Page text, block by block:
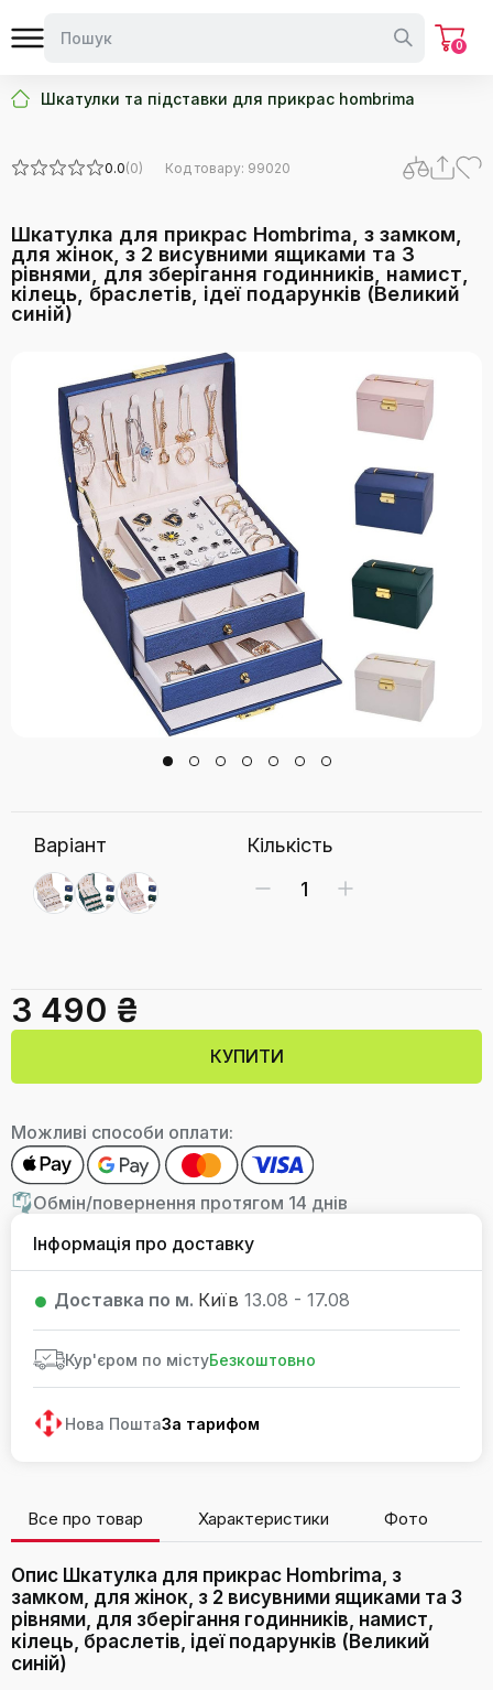
0
Шкатулки та підставки для прикрас hombrima
0.0(0) Код товару: 99020
Шкатулка для прикрас Hombrima, з замком,
для жінок, з 2 висувними ящиками та 3
рівнями, для зберігання годинників, намист,
кілець, браслетів, ідеї подарунків (Великий
синій)
Варіант Кількість
3 490 ₴
КУПИТИ
Можливі способи оплати:
Обмін/повернення протягом 14 днів
Інформація про доставку
Доставка по м. Київ 13.08 - 17.08
Кур'єром по містуБезкоштовно
Нова ПоштаЗа тарифом
Все про товар Характеристики Фото
Опис Шкатулка для прикрас Hombrima, з
замком, для жінок, з 2 висувними ящиками та 3
рівнями, для зберігання годинників, намист,
кілець, браслетів, ідеї подарунків (Великий
синій)